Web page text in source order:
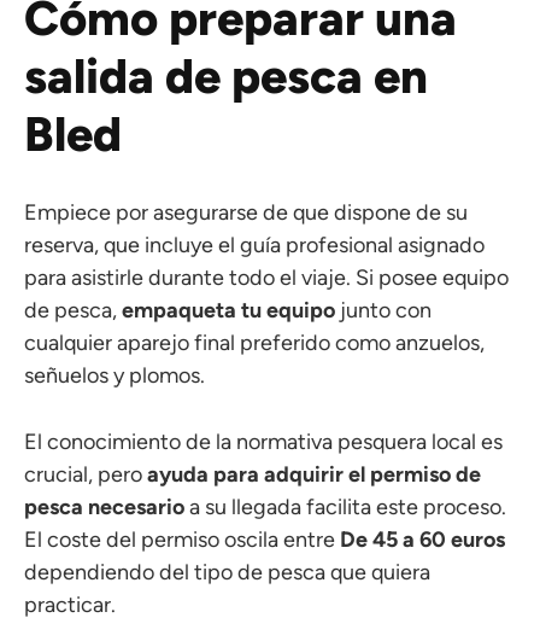
Cómo preparar una
salida de pesca en
Bled
Empiece por asegurarse de que dispone de su
reserva, que incluye el guía profesional asignado
para asistirle durante todo el viaje. Si posee equipo
de pesca,empaqueta tu equipo junto con
cualquier aparejo final preferido como anzuelos,
señuelos y plomos.
El conocimiento de la normativa pesquera local es
crucial, peroayuda para adquirir el permiso de
pesca necesarioa su llegada facilita este proceso.
El coste del permiso oscila entre De 45 a 60 euros
dependiendo del tipo de pesca que quiera
practicar.